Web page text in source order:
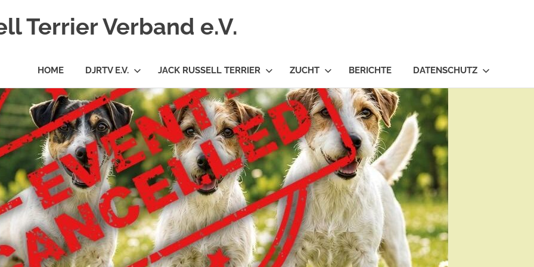
Terrier Verband e.V.
HOME DJRTV E.V. JACK RUSSELL TERRIER ZUCHT BERICHTE DATENSCHUTZ